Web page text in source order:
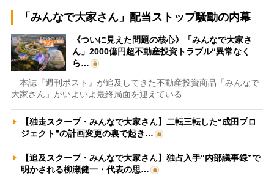
「みんなで大家さん」配当ストップ騒動の内幕
《ついに見えた問題の核心》「みんなで大家さ
ん」2000億円超不動産投資トラブル“異常なく
ら…
本誌『週刊ポスト』が追及してきた不動産投資商品「みんなで
大家さん」がいよいよ最終局面を迎えている…
【独走スクープ・みんなで大家さん】二転三転した“成田プロ
ジェクト”の計画変更の裏で起き…
【追及スクープ・みんなで大家さん】独占入手“内部議事録”で
明かされる柳瀬健一・代表の思…